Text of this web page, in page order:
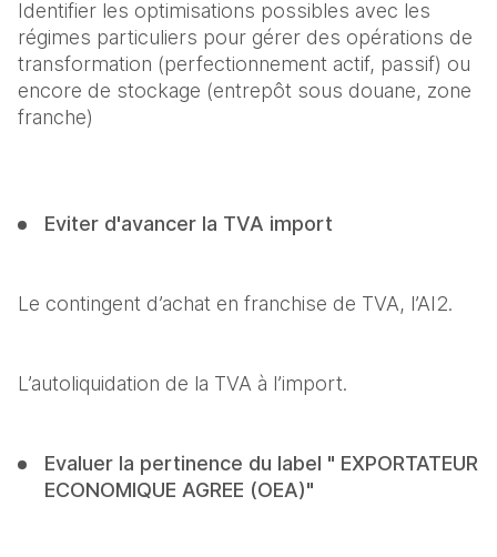
Identifier les optimisations possibles avec les
régimes particuliers pour gérer des opérations de
transformation (perfectionnement actif, passif) ou
encore de stockage (entrepôt sous douane, zone
franche)
Eviter d'avancer la TVA import
Le contingent d’achat en franchise de TVA, l’AI2.
L’autoliquidation de la TVA à l’import.
Evaluer la pertinence du label " EXPORTATEUR
ECONOMIQUE AGREE (OEA)"